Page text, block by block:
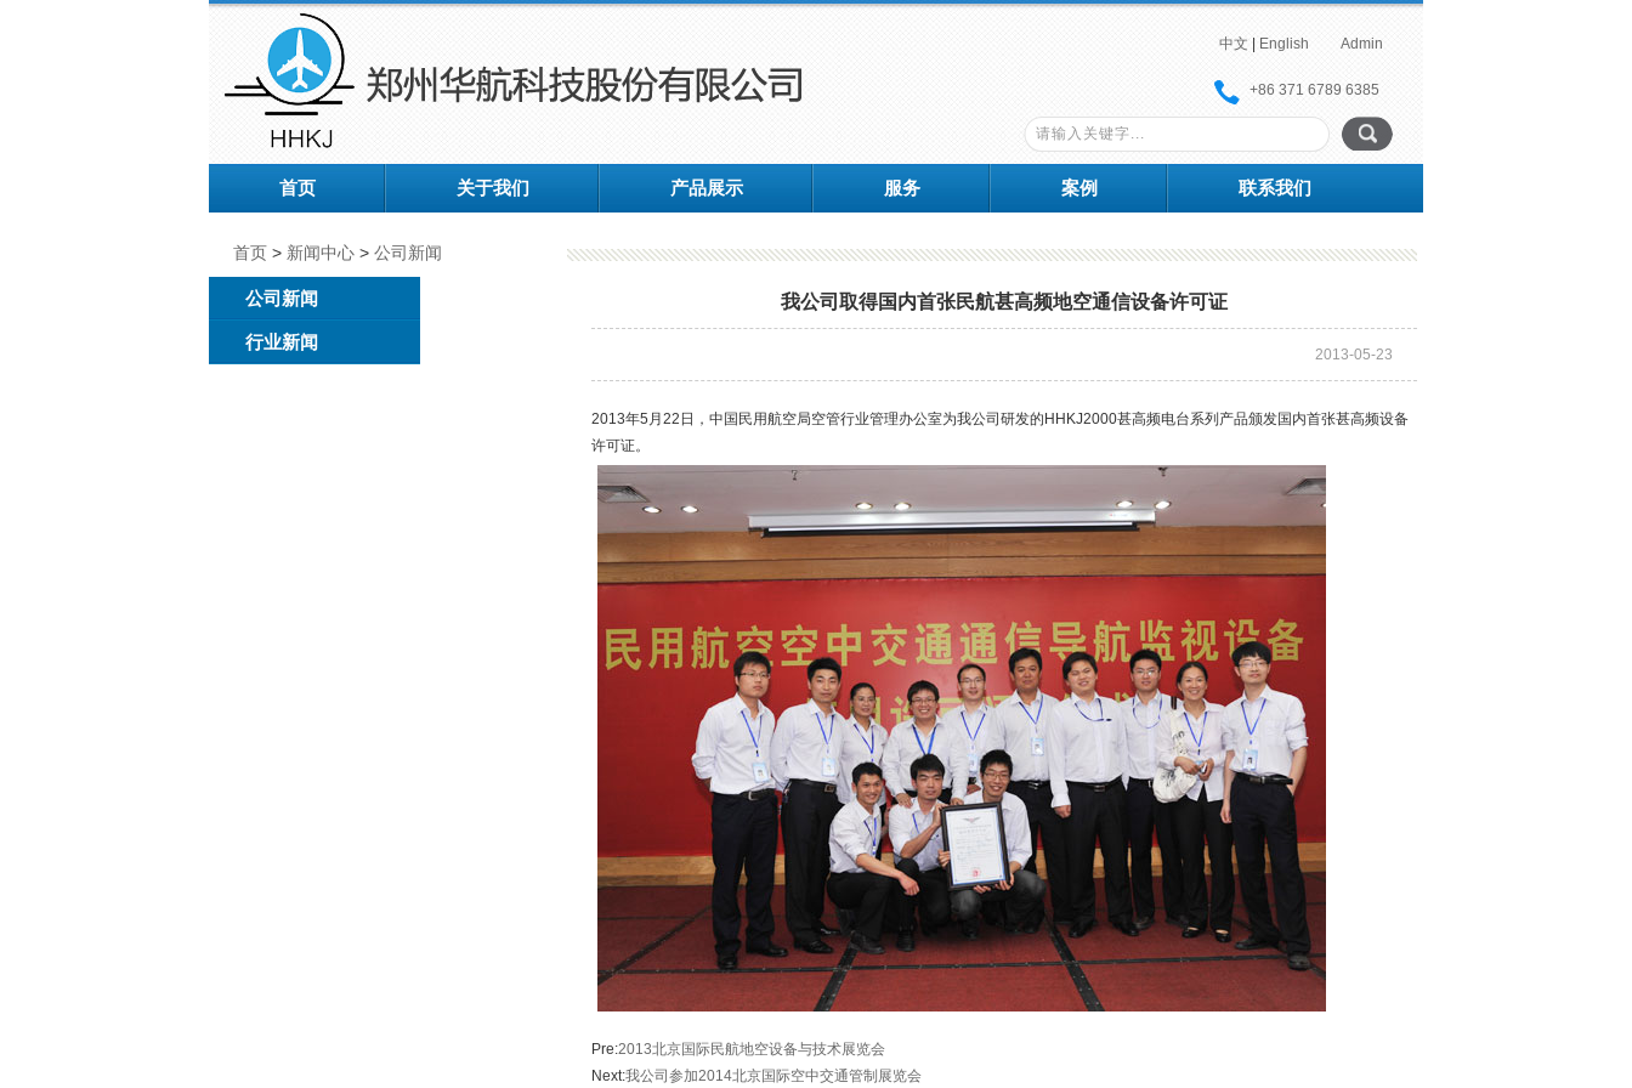
中文 English Admin
+86 371 6789 6385
首页 关于我们 产品展示 服务 案例 联系我们
首页 > 新闻中心 > 公司新闻
公司新闻
行业新闻
我公司取得国内首张民航甚高频地空通信设备许可证
2013-05-23
2013年5月22日，中国民用航空局空管行业管理办公室为我公司研发的HHKJ2000甚高频电台系列产品颁发国内首张甚高频设备
许可证。
Pre:2013北京国际民航地空设备与技术展览会
Next:我公司参加2014北京国际空中交通管制展览会